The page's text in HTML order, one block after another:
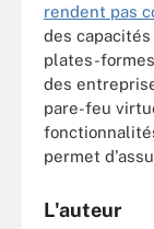
rendent pas
des
plates-
des
pare-feu
permet
L'auteur